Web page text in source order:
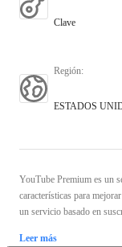
Clave
Región:
ESTADOS
YouTube Premium es un
características para
un servicio basado en
Leer más